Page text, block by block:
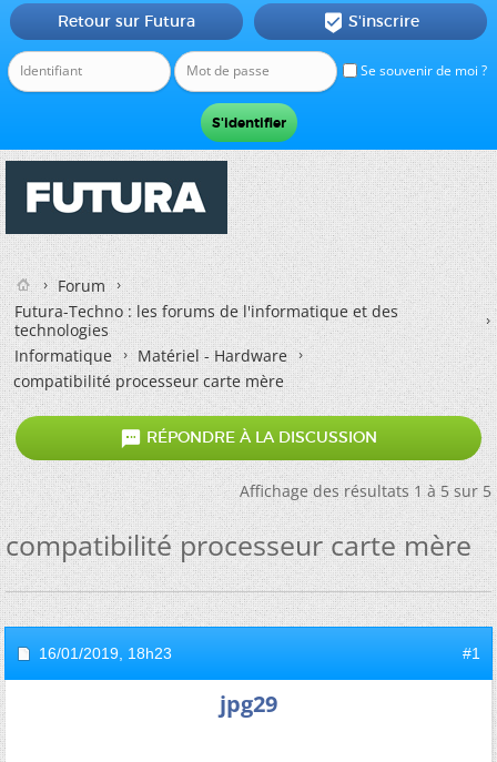
Se souvenir de moi ?
Retour sur Futura  S'inscrire
Forum
Futura-Techno : les forums de l'informatique et des
technologies
Informatique
Matériel - Hardware
compatibilité processeur carte mère
 RÉPONDRE À LA DISCUSSION
Affichage des résultats 1 à 5 sur 5
compatibilité processeur carte mère
16/01/2019, 18h23 #1
jpg29